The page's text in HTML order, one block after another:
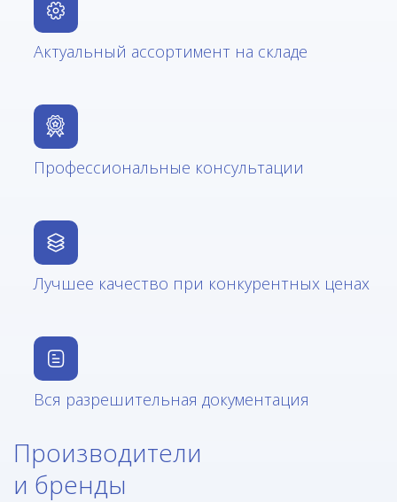
Актуальный ассортимент на складе
Профессиональные консультации
Лучшее качество при конкурентных ценах
Вся разрешительная документация
Производители
и бренды